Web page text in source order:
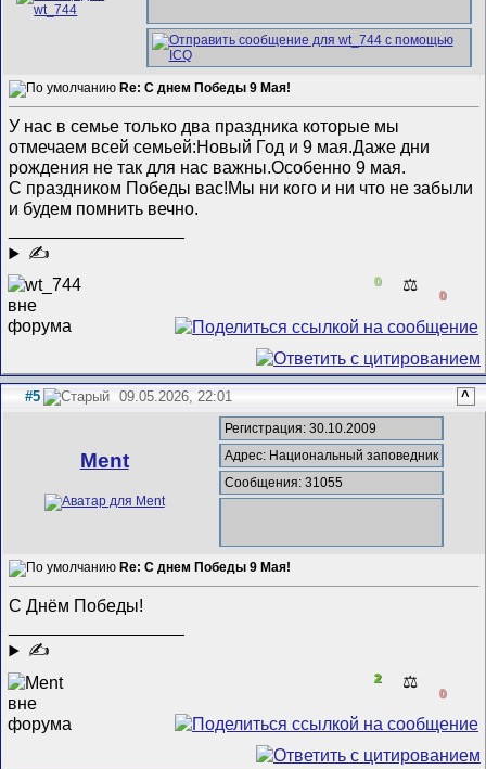
Re: С днем Победы 9 Мая!
У нас в семье только два праздника которые мы
отмечаем всей семьей:Новый Год и 9 мая.Даже дни
рождения не так для нас важны.Особенно 9 мая.
С праздником Победы вас!Мы ни кого и ни что не забыли
и будем помнить вечно.
✍
0 ⚖️
0
#5 09.05.2026, 22:01 ^
Ment
Регистрация: 30.10.2009
Адрес: Национальный заповедник
Сообщения: 31055
Re: С днем Победы 9 Мая!
С Днём Победы!
✍
2 ⚖️
0